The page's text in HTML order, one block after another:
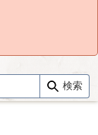
検索